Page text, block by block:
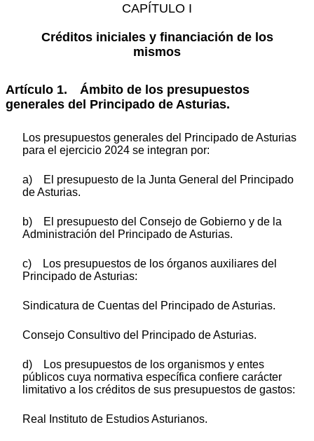
CAPÍTULO I
Créditos iniciales y financiación de los
mismos
Artículo 1. Ámbito de los presupuestos
generales del Principado de Asturias.
Los presupuestos generales del Principado de Asturias
para el ejercicio 2024 se integran por:
a) El presupuesto de la Junta General del Principado
de Asturias.
b) El presupuesto del Consejo de Gobierno y de la
Administración del Principado de Asturias.
c) Los presupuestos de los órganos auxiliares del
Principado de Asturias:
Sindicatura de Cuentas del Principado de Asturias.
Consejo Consultivo del Principado de Asturias.
d) Los presupuestos de los organismos y entes
públicos cuya normativa específica confiere carácter
limitativo a los créditos de sus presupuestos de gastos:
Real Instituto de Estudios Asturianos.